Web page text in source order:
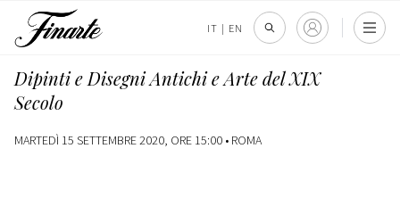
IT | EN
Dipinti e Disegni Antichi e Arte del XIX
Secolo
MARTEDÌ 15 SETTEMBRE 2020, ORE 15:00 • ROMA